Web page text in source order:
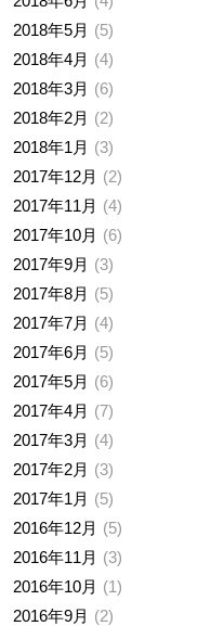
2018年5月
5
2018年4月
4
2018年3月
6
2018年2月
2
2018年1月
3
2017年12月
2
2017年11月
4
2017年10月
6
2017年9月
3
2017年8月
5
2017年7月
4
2017年6月
5
2017年5月
6
2017年4月
7
2017年3月
4
2017年2月
3
2017年1月
5
2016年12月
5
2016年11月
3
2016年10月
1
2016年9月
2